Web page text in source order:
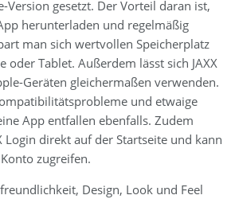
Version gesetzt. Der Vorteil daran ist,
herunterladen und regelmäßig
man sich wertvollen Speicherplatz
oder Tablet. Außerdem lässt sich JAXX
Geräten gleichermaßen verwenden.
und etwaige
App entfallen ebenfalls. Zudem
Login direkt auf der Startseite und kann
zugreifen.
Design, Look und Feel